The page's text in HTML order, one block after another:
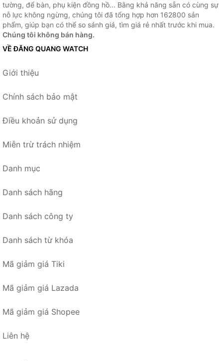
tường, để bàn, phụ kiện đồng hồ... Bằng khả năng sẵn có cùng sự
nỗ lực không ngừng, chúng tôi đã tổng hợp hơn 162800 sản
phẩm, giúp bạn có thể so sánh giá, tìm giá rẻ nhất trước khi mua.
Chúng tôi không bán hàng.
VỀ ĐĂNG QUANG WATCH
Giới thiệu
Chính sách bảo mật
Điều khoản sử dụng
Miễn trừ trách nhiệm
Danh mục
Danh sách hãng
Danh sách công ty
Danh sách từ khóa
Mã giảm giá Tiki
Mã giảm giá Lazada
Mã giảm giá Shopee
Liên hệ